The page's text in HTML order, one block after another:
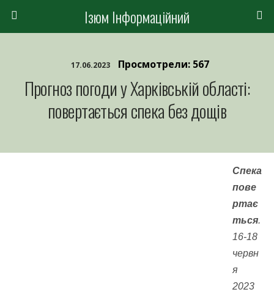
Ізюм Інформаційний
17.06.2023 Просмотрели: 567
Прогноз погоди у Харківській області:
повертається спека без дощів
Спека
пове
ртає
ться.
16-18
червн
я
2023